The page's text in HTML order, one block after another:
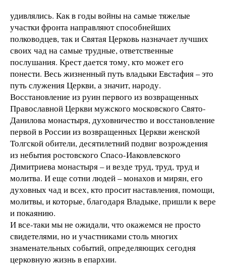
удивлялись. Как в годы войны на самые тяжелые
участки фронта направляют способнейших
полководцев, так и Святая Церковь назначает лучших
своих чад на самые трудные, ответственные
послушания. Крест дается тому, кто может его
понести. Весь жизненный путь владыки Евстафия – это
путь служения Церкви, а значит, народу.
Восстановление из руин первого из возвращенных
Православной Церкви мужского московского Свято-
Данилова монастыря, духовничество и восстановление
первой в России из возвращенных Церкви женской
Толгской обители, десятилетний подвиг возрождения
из небытия ростовского Спасо-Иаковлевского
Димитриева монастыря – и везде труд, труд, труд и
молитва. И еще сотни людей – монахов и мирян, его
духовных чад и всех, кто просит наставления, помощи,
молитвы, и которые, благодаря Владыке, пришли к вере
и покаянию.
И все-таки мы не ожидали, что окажемся не просто
свидетелями, но и участниками столь многих
знаменательных событий, определяющих сегодня
церковную жизнь в епархии.